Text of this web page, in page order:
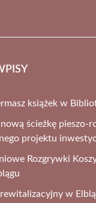
książek w
nową ścieżkę pieszo-
projektu
Rozgrywki
w